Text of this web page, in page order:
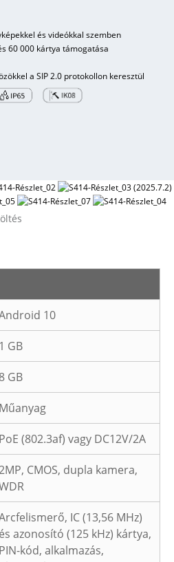
és videókkal szemben
60 000 kártya támogatása
a SIP 2.0 protokollon keresztül
10
1 GB
8 GB
Műanyag
PoE (802.3af) vagy DC12V/2A
CMOS, dupla kamera,
IC (13,56 MHz)
és azonosító (125 kHz) kártya,
PIN-kód, alkalmazás,